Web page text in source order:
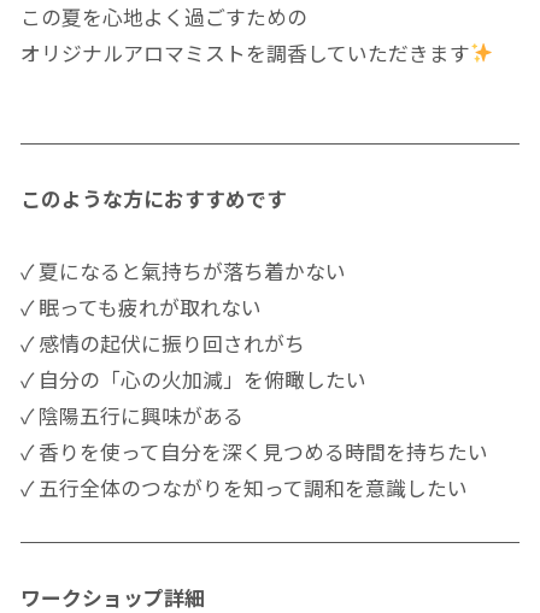
この夏を心地よく過ごすための
オリジナルアロマミストを調香していただきます
このような方におすすめです
✓ 夏になると氣持ちが落ち着かない
✓ 眠っても疲れが取れない
✓ 感情の起伏に振り回されがち
✓ 自分の「心の火加減」を俯瞰したい
✓ 陰陽五行に興味がある
✓ 香りを使って自分を深く見つめる時間を持ちたい
✓ 五行全体のつながりを知って調和を意識したい
ワークショップ詳細